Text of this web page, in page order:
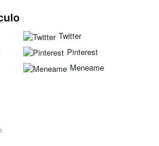
Twitter
Pinterest
Meneame